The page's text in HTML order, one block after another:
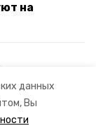
данных
Вы
на